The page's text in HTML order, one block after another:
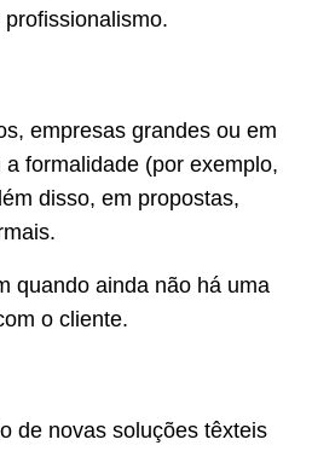
empresas grandes ou em
formalidade (por exemplo,
disso, em propostas,
quando ainda não há uma
o cliente.
de novas soluções têxteis